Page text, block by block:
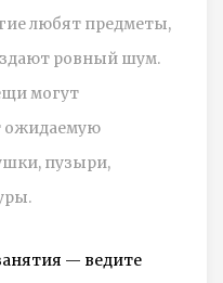
любят предметы,
ровный шум.
могут
ожидаемую
пузыри,
— ведите